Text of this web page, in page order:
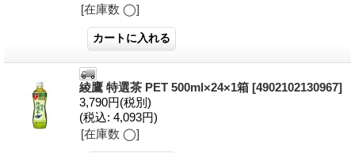
[在庫数 ◯]
綾鷹 特選茶 PET 500ml×24×1箱 [4902102130967]
3,790円(税別)
(税込: 4,093円)
[在庫数 ◯]